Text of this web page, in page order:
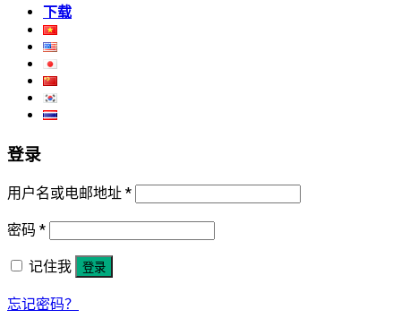
下载
登录
用户名或电邮地址 *
密码 *
记住我 登录
忘记密码？